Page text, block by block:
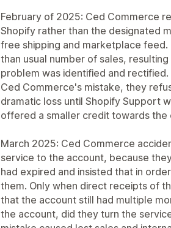
February of 2025: Ced Commerce
Shopify rather than the designated
free shipping and marketplace
than usual number of sales,
problem was identified and
Ced Commerce's mistake, they
dramatic loss until Shopify Support
offered a smaller credit towards
March 2025: Ced Commerce
service to the account, because
had expired and insisted that in
them. Only when direct receipts of
that the account still had multiple
the account, did they turn the